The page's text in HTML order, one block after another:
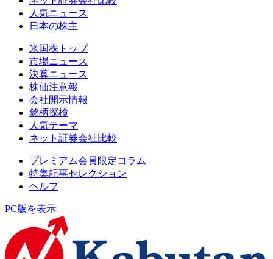
人気ニュース
日本の株主
米国株トップ
市場ニュース
決算ニュース
株価注意報
会社開示情報
銘柄探検
人気テーマ
ネット証券会社比較
プレミアム会員限定コラム
特集記事セレクション
ヘルプ
PC版を表示